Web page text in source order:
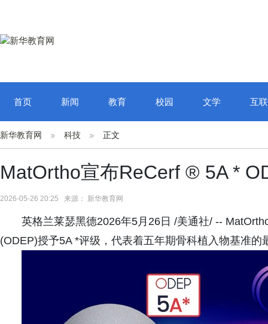
首页 新闻 教育 校园 文学 互
新华教育网 科技 正文
MatOrtho宣布ReCerf ® 5A *
2026-05-26 20:25 来源： 新华教育网
英格兰莱瑟黑德2026年5月26日 /美通社/ --
(ODEP)授予5A *评级，代表着五年期骨科植入物基准的